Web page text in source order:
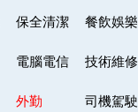
保全清潔 餐飲娛樂
電腦電信 技術維修
外勤 司機駕駛